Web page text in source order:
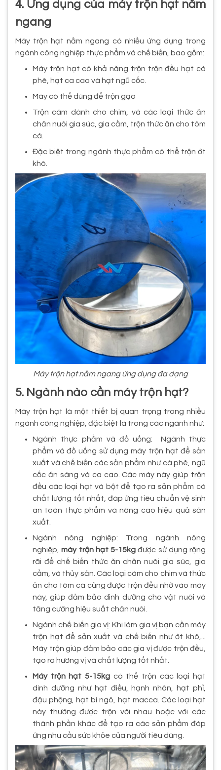
4. Ứng dụng của máy trộn hạt nằm
ngang
Máy trộn hạt nằm ngang có nhiều ứng dụng trong
ngành công nghiệp thực phẩm và chế biến, bao gồm:
Máy trộn hạt có khả năng trộn trộn đều hạt cà
phê, hạt ca cao và hạt ngũ cốc.
Máy có thể dùng để trộn gạo
Trộn cám dành cho chim, và các loại thức ăn
chăn nuôi gia súc, gia cầm, trộn thức ăn cho tôm
cá.
Đặc biệt trong ngành thực phẩm có thể trộn ớt
khô.
Máy trộn hạt nằm ngang ứng dụng đa dạng
5. Ngành nào cần máy trộn hạt?
Máy trộn hạt là một thiết bị quan trọng trong nhiều
ngành công nghiệp, đặc biệt là trong các ngành như:
Ngành thực phẩm và đồ uống: Ngành thực
phẩm và đồ uống sử dụng máy trộn hạt để sản
xuất và chế biến các sản phẩm như cà phê, ngũ
cốc ăn sáng và ca cao. Các máy này giúp trộn
đều các loại hạt và bột để tạo ra sản phẩm có
chất lượng tốt nhất, đáp ứng tiêu chuẩn vệ sinh
an toàn thực phẩm và nâng cao hiệu quả sản
xuất.
Ngành nông nghiệp: Trong ngành nông
nghiệp,máy trộn hạt 5-15kg được sử dụng rộng
rãi để chế biến thức ăn chăn nuôi gia súc, gia
cầm, và thủy sản. Các loại cám cho chim và thức
ăn cho tôm cá cũng được trộn đều nhờ vào máy
này, giúp đảm bảo dinh dưỡng cho vật nuôi và
tăng cường hiệu suất chăn nuôi.
Ngành chế biến gia vị: Khi làm gia vị bạn cần máy
trộn hạt để sản xuất và chế biến như ớt khô,...
Máy trộn giúp đảm bảo các gia vị được trộn đều,
tạo ra hương vị và chất lượng tốt nhất.
Máy trộn hạt 5-15kg có thể trộn các loại hạt
dinh dưỡng như hạt điều, hạnh nhân, hạt phỉ,
đậu phộng, hạt bí ngô, hạt macca. Các loại hạt
này thường được trộn với nhau hoặc với các
thành phần khác để tạo ra các sản phẩm đáp
ứng nhu cầu sức khỏe của người tiêu dùng.